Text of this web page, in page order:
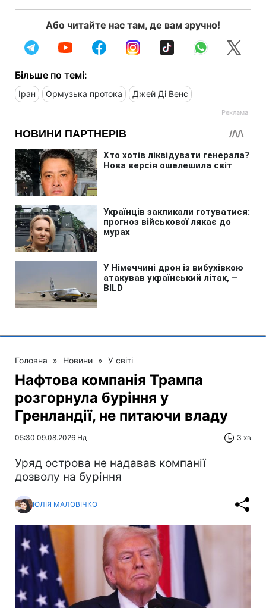
Або читайте нас там, де вам зручно!
Більше по темі:
Іран Ормузька протока Джей Ді Венс
Головна » Новини » У світі
Нафтова компанія Трампа
розгорнула буріння у
Гренландії, не питаючи владу
05:30 09.08.2026 Нд 3 хв
Уряд острова не надавав компанії
дозволу на буріння
ЮЛІЯ МАЛОВІЧКО